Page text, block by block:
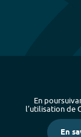
Mentions légales
En
l’utilisation de
En